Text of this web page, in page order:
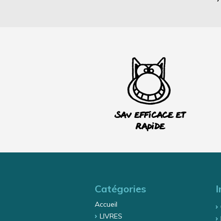
SAV efficace et
rapide
Catégories
Accueil
LIVRES